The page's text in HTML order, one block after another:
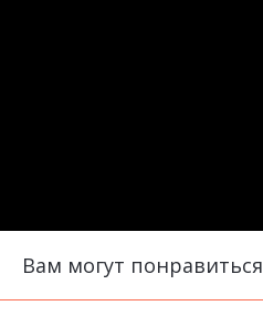
Вам могут